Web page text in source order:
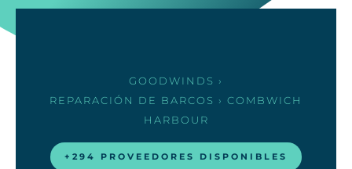
GOODWINDS ›
REPARACIÓN DE BARCOS › COMBWICH
HARBOUR
+294 PROVEEDORES DISPONIBLES